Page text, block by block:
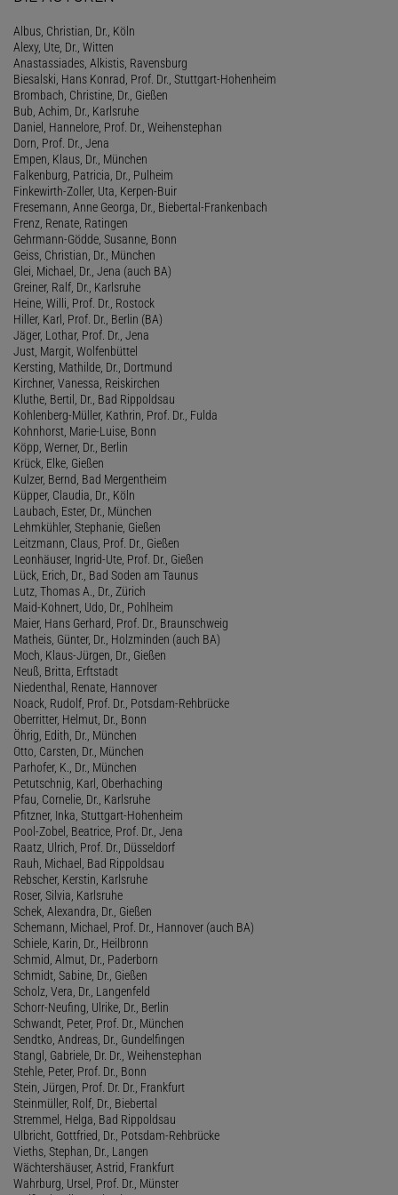
Albus, Christian, Dr., Köln
Alexy, Ute, Dr., Witten
Anastassiades, Alkistis, Ravensburg
Biesalski, Hans Konrad, Prof. Dr., Stuttgart-Hohenheim
Brombach, Christine, Dr., Gießen
Bub, Achim, Dr., Karlsruhe
Daniel, Hannelore, Prof. Dr., Weihenstephan
Dorn, Prof. Dr., Jena
Empen, Klaus, Dr., München
Falkenburg, Patricia, Dr., Pulheim
Finkewirth-Zoller, Uta, Kerpen-Buir
Fresemann, Anne Georga, Dr., Biebertal-Frankenbach
Frenz, Renate, Ratingen
Gehrmann-Gödde, Susanne, Bonn
Geiss, Christian, Dr., München
Glei, Michael, Dr., Jena (auch BA)
Greiner, Ralf, Dr., Karlsruhe
Heine, Willi, Prof. Dr., Rostock
Hiller, Karl, Prof. Dr., Berlin (BA)
Jäger, Lothar, Prof. Dr., Jena
Just, Margit, Wolfenbüttel
Kersting, Mathilde, Dr., Dortmund
Kirchner, Vanessa, Reiskirchen
Kluthe, Bertil, Dr., Bad Rippoldsau
Kohlenberg-Müller, Kathrin, Prof. Dr., Fulda
Kohnhorst, Marie-Luise, Bonn
Köpp, Werner, Dr., Berlin
Krück, Elke, Gießen
Kulzer, Bernd, Bad Mergentheim
Küpper, Claudia, Dr., Köln
Laubach, Ester, Dr., München
Lehmkühler, Stephanie, Gießen
Leitzmann, Claus, Prof. Dr., Gießen
Leonhäuser, Ingrid-Ute, Prof. Dr., Gießen
Lück, Erich, Dr., Bad Soden am Taunus
Lutz, Thomas A., Dr., Zürich
Maid-Kohnert, Udo, Dr., Pohlheim
Maier, Hans Gerhard, Prof. Dr., Braunschweig
Matheis, Günter, Dr., Holzminden (auch BA)
Moch, Klaus-Jürgen, Dr., Gießen
Neuß, Britta, Erftstadt
Niedenthal, Renate, Hannover
Noack, Rudolf, Prof. Dr., Potsdam-Rehbrücke
Oberritter, Helmut, Dr., Bonn
Öhrig, Edith, Dr., München
Otto, Carsten, Dr., München
Parhofer, K., Dr., München
Petutschnig, Karl, Oberhaching
Pfau, Cornelie, Dr., Karlsruhe
Pfitzner, Inka, Stuttgart-Hohenheim
Pool-Zobel, Beatrice, Prof. Dr., Jena
Raatz, Ulrich, Prof. Dr., Düsseldorf
Rauh, Michael, Bad Rippoldsau
Rebscher, Kerstin, Karlsruhe
Roser, Silvia, Karlsruhe
Schek, Alexandra, Dr., Gießen
Schemann, Michael, Prof. Dr., Hannover (auch BA)
Schiele, Karin, Dr., Heilbronn
Schmid, Almut, Dr., Paderborn
Schmidt, Sabine, Dr., Gießen
Scholz, Vera, Dr., Langenfeld
Schorr-Neufing, Ulrike, Dr., Berlin
Schwandt, Peter, Prof. Dr., München
Sendtko, Andreas, Dr., Gundelfingen
Stangl, Gabriele, Dr. Dr., Weihenstephan
Stehle, Peter, Prof. Dr., Bonn
Stein, Jürgen, Prof. Dr. Dr., Frankfurt
Steinmüller, Rolf, Dr., Biebertal
Stremmel, Helga, Bad Rippoldsau
Ulbricht, Gottfried, Dr., Potsdam-Rehbrücke
Vieths, Stephan, Dr., Langen
Wächtershäuser, Astrid, Frankfurt
Wahrburg, Ursel, Prof. Dr., Münster